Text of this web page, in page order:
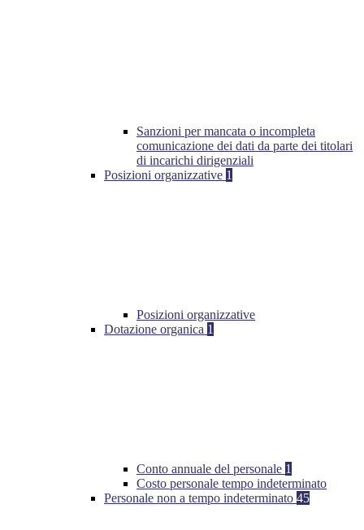
Sanzioni per mancata o incompleta
comunicazione dei dati da parte dei titolari
di incarichi dirigenziali
Posizioni organizzative 1
Posizioni organizzative
Dotazione organica 1
Conto annuale del personale 1
Costo personale tempo indeterminato
Personale non a tempo indeterminato 45